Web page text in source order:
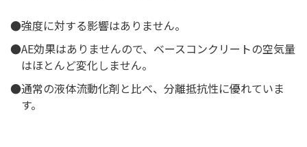
強度に対する影響はありません。
AE効果はありませんので、ベースコンクリートの空気量
はほとんど変化しません。
通常の液体流動化剤と比べ、分離抵抗性に優れていま
す。